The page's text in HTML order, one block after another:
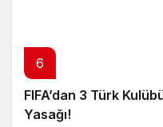
6
FIFA’dan 3 Türk
Yasağı!